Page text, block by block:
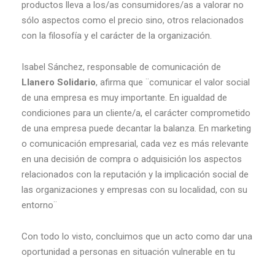
productos lleva a los/as consumidores/as a valorar no
sólo aspectos como el precio sino, otros relacionados
con la filosofía y el carácter de la organización.
Isabel Sánchez, responsable de comunicación de
Llanero Solidario, afirma que ¨comunicar el valor social
de una empresa es muy importante. En igualdad de
condiciones para un cliente/a, el carácter comprometido
de una empresa puede decantar la balanza. En marketing
o comunicación empresarial, cada vez es más relevante
en una decisión de compra o adquisición los aspectos
relacionados con la reputación y la implicación social de
las organizaciones y empresas con su localidad, con su
entorno¨
Con todo lo visto, concluimos que un acto como dar una
oportunidad a personas en situación vulnerable en tu